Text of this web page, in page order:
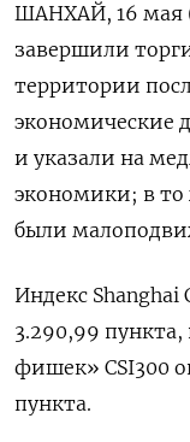
ШАНХАЙ, 16 мая
завершили
территории
экономические
и указали на
экономики; в то
были
Индекс Shanghai
3.290,99 пункта,
фишек» CSI300
пункта.